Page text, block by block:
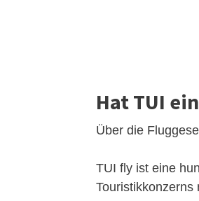
Hat TUI
Über die
TUI fly ist eine
Touristikkonzerns